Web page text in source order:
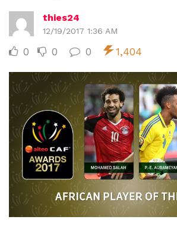
thies24
12/19/2017 1:36 AM
0 0 0 1,404